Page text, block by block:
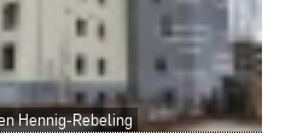
Hennig-Rebeling